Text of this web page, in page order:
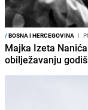
/BOSNA I HERCEGOVINA I
Majka Izeta
obilježavanju